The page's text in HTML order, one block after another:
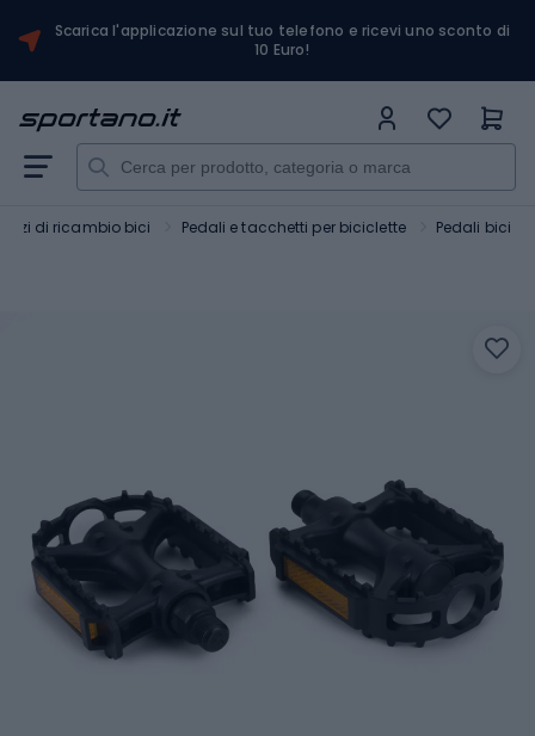
Scarica l'applicazione sul tuo telefono e ricevi uno sconto di
10 Euro!
di ricambio bici Pedali e tacchetti per biciclette Pedali bici